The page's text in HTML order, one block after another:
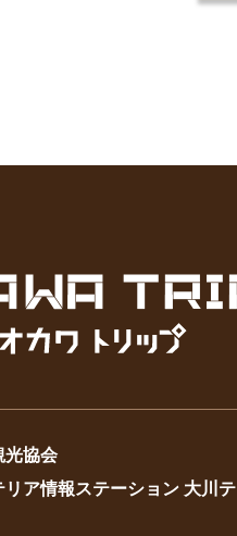
光協会
ア情報ステーション 大川